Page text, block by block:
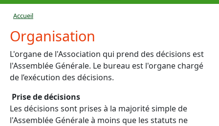
Fil d'Ariane
Accueil
Organisation
L'organe de l'Association qui prend des décisions est
l'Assemblée Générale. Le bureau est l'organe chargé
de l’exécution des décisions.
Prise de décisions
Les décisions sont prises à la majorité simple de
l'Assemblée Générale à moins que les statuts ne